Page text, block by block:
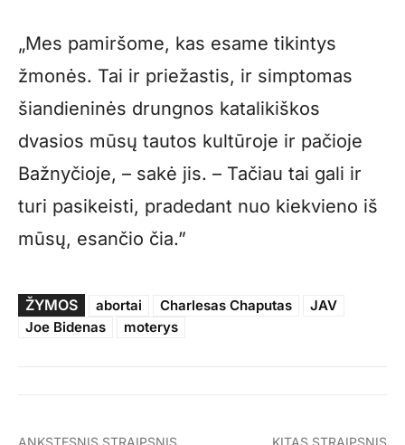
„Mes pamiršome, kas esame tikintys
žmonės. Tai ir priežastis, ir simptomas
šiandieninės drungnos katalikiškos
dvasios mūsų tautos kultūroje ir pačioje
Bažnyčioje, – sakė jis. – Tačiau tai gali ir
turi pasikeisti, pradedant nuo kiekvieno iš
mūsų, esančio čia.”
ŽYMOS abortai Charlesas Chaputas
JAV
Joe Bidenas
moterys